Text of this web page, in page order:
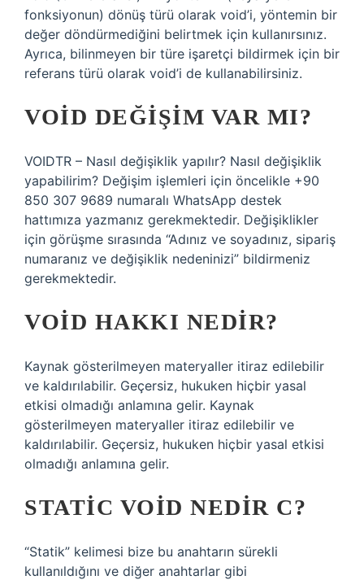
fonksiyonun) dönüş türü olarak void’i, yöntemin bir
değer döndürmediğini belirtmek için kullanırsınız.
Ayrıca, bilinmeyen bir türe işaretçi bildirmek için bir
referans türü olarak void’i de kullanabilirsiniz.
VOID DEĞIŞIM VAR MI?
VOIDTR – Nasıl değişiklik yapılır? Nasıl değişiklik
yapabilirim? Değişim işlemleri için öncelikle +90
850 307 9689 numaralı WhatsApp destek
hattımıza yazmanız gerekmektedir. Değişiklikler
için görüşme sırasında “Adınız ve soyadınız, sipariş
numaranız ve değişiklik nedeninizi” bildirmeniz
gerekmektedir.
VOID HAKKI NEDIR?
Kaynak gösterilmeyen materyaller itiraz edilebilir
ve kaldırılabilir. Geçersiz, hukuken hiçbir yasal
etkisi olmadığı anlamına gelir. Kaynak
gösterilmeyen materyaller itiraz edilebilir ve
kaldırılabilir. Geçersiz, hukuken hiçbir yasal etkisi
olmadığı anlamına gelir.
STATIC VOID NEDIR C?
“Statik” kelimesi bize bu anahtarın sürekli
kullanıldığını ve diğer anahtarlar gibi